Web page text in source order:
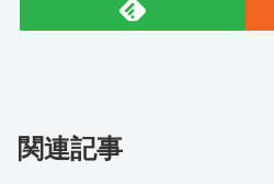
関連記事